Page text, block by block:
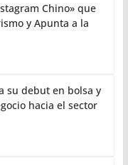
Chino» que
y Apunta a la
su debut en bolsa y
hacia el sector